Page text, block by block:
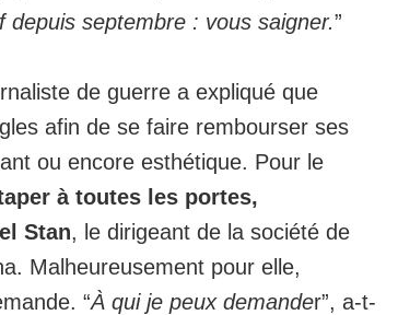
depuis septembre : vous saigner.”
de guerre a expliqué que
afin de se faire rembourser ses
ou encore esthétique. Pour le
à toutes les portes,
Stan, le dirigeant de la société de
Malheureusement pour elle,
“À qui je peux demander”, a-t-